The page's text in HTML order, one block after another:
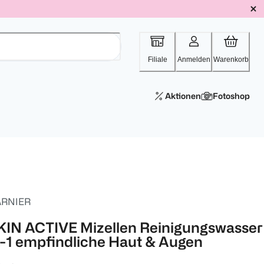
Filiale Anmelden Warenkorb
Aktionen Fotoshop
ACTIVE Mizellen
1 empfindliche Haut & Augen